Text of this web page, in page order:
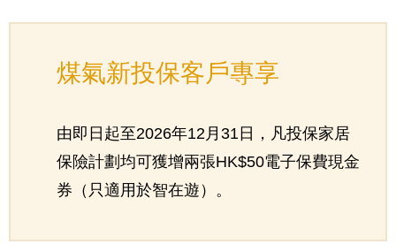
煤氣新投保客戶專享
由即日起至2026年12月31日，凡投保家居
保險計劃均可獲增兩張HK$50電子保費現金
券（只適用於智在遊）。